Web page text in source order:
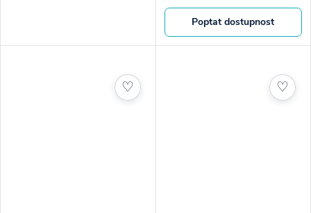
poškozením díky odolnému
materiálu a měkké vnitřní
podšívce. Magnetické zapínání
Poptat dostupnost
♡ ♡